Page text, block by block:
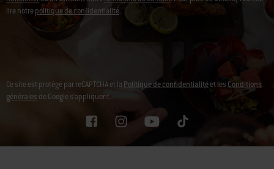
lire notrepolitique de confidentialité.
Ce site est protégé par reCAPTCHA et la Politique de confidentialitéet les Conditions
générales de Google s’appliquent.